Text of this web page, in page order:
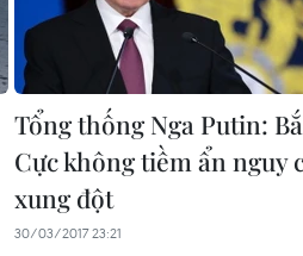
Tổng thống Nga Putin:
Cực không tiềm ẩn nguy
xung đột
30/03/2017 23:21